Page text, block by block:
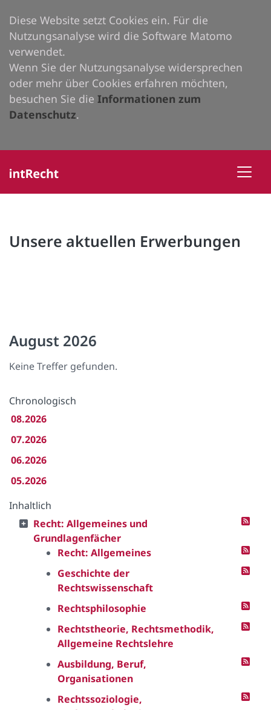
Diese Website setzt Cookies ein. Für die
Nutzungsanalyse wird die Software Matomo
verwendet.
Wenn Sie der Nutzungsanalyse widersprechen
oder mehr über Cookies erfahren möchten,
besuchen Sie die Informationen zum
Datenschutz.
Unsere aktuellen Erwerbungen
August 2026
Keine Treffer gefunden.
Chronologisch
08.2026
07.2026
06.2026
05.2026
Inhaltlich
Recht: Allgemeines und
Grundlagenfächer
Recht: Allgemeines
Geschichte der
Rechtswissenschaft
Rechtsphilosophie
Rechtstheorie, Rechtsmethodik,
Allgemeine Rechtslehre
Ausbildung, Beruf,
Organisationen
Rechtssoziologie,